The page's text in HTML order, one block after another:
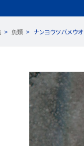
> 魚類 > ナンヨウツバメウオ